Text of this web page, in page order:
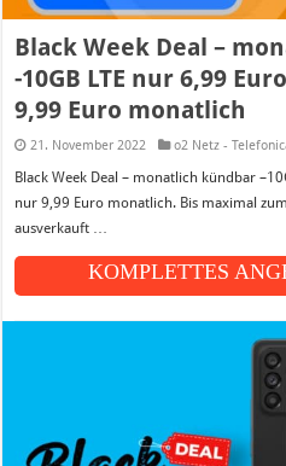
Black Week Deal –
-10GB LTE nur 6,99
9,99 Euro monatlich
21. November 2022 o2 Netz -
Black Week Deal – monatlich kündbar
nur 9,99 Euro monatlich. Bis maximal
ausverkauft …
KOMPLETTES